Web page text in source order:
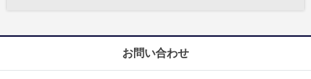
お問い合わせ